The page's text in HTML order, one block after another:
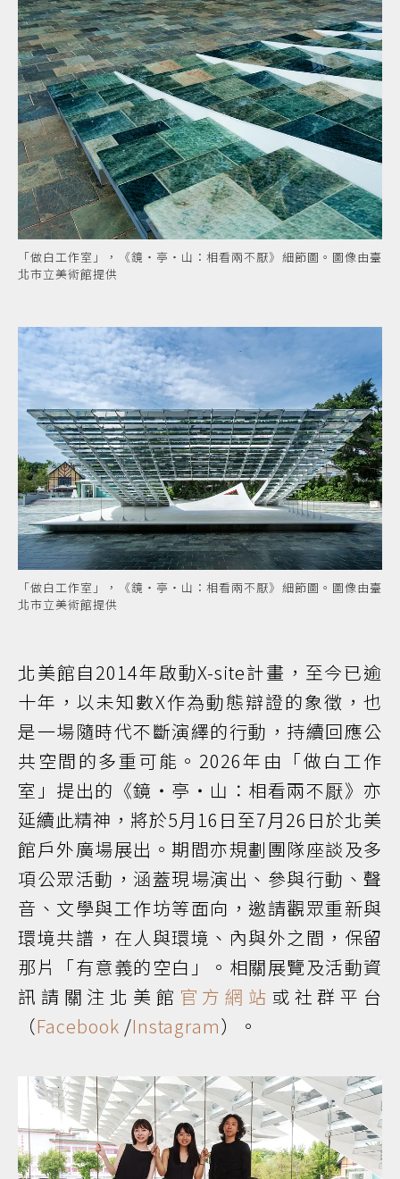
「做白工作室」，《鏡・亭・山：相看兩不厭》細節圖。圖像由臺
北市立美術館提供
「做白工作室」，《鏡・亭・山：相看兩不厭》細節圖。圖像由臺
北市立美術館提供
北美館自2014年啟動X-site計畫，至今已逾
十年，以未知數X作為動態辯證的象徵，也
是一場隨時代不斷演繹的行動，持續回應公
共空間的多重可能。2026年由「做白工作
室」提出的《鏡・亭・山：相看兩不厭》亦
延續此精神，將於5月16日至7月26日於北美
館戶外廣場展出。期間亦規劃團隊座談及多
項公眾活動，涵蓋現場演出、參與行動、聲
音、文學與工作坊等面向，邀請觀眾重新與
環境共譜，在人與環境、內與外之間，保留
那片「有意義的空白」。相關展覽及活動資
訊請關注北美館 官方網站 或社群平台
（Facebook /Instagram）。